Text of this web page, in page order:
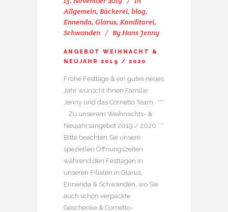
Allgemein, Bäckerei, blog,
Ennenda, Glarus, Konditorei,
Schwanden
ByHans Jenny
ANGEBOT WEIHNACHT &
NEUJAHR 2019 / 2020
Frohe Festtage & ein gutes neues
Jahr wünscht Ihnen Familie
Jenny und das Cornetto Team ***
Zu unserem Weihnachts- &
Neujahrsangebot 2019 / 2020 ***
Bitte beachten Sie unsere
speziellen Öffnungszeiten
während den Festtagen in
unseren Filialen in Glarus,
Ennenda & Schwanden, wo Sie
auch schön verpackte
Geschenke & Cornetto-